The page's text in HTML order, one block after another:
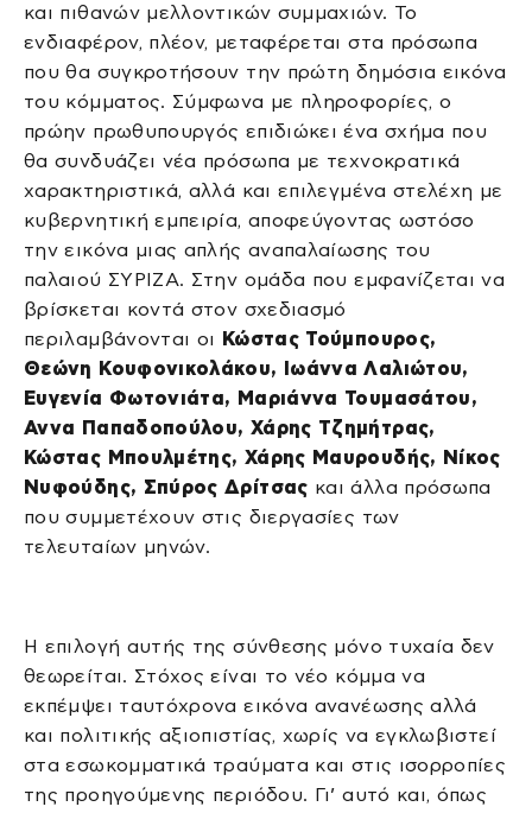
και πιθανών μελλοντικών συμμαχιών. Το
ενδιαφέρον, πλέον, μεταφέρεται στα πρόσωπα
που θα συγκροτήσουν την πρώτη δημόσια εικόνα
του κόμματος. Σύμφωνα με πληροφορίες, ο
πρώην πρωθυπουργός επιδιώκει ένα σχήμα που
θα συνδυάζει νέα πρόσωπα με τεχνοκρατικά
χαρακτηριστικά, αλλά και επιλεγμένα στελέχη με
κυβερνητική εμπειρία, αποφεύγοντας ωστόσο
την εικόνα μιας απλής αναπαλαίωσης του
παλαιού ΣΥΡΙΖΑ. Στην ομάδα που εμφανίζεται να
βρίσκεται κοντά στον σχεδιασμό
περιλαμβάνονται οι
Κώστας Τούμπουρος,
Θεώνη Κουφονικολάκου, Ιωάννα Λαλιώτου,
Ευγενία Φωτονιάτα, Μαριάννα Τουμασάτου,
Αννα Παπαδοπούλου, Χάρης Τζημήτρας,
Κώστας Μπουλμέτης, Χάρης Μαυρουδής, Νίκος
Νυφούδης, Σπύρος Δρίτσας και άλλα πρόσωπα
που συμμετέχουν στις διεργασίες των
τελευταίων μηνών.
Η επιλογή αυτής της σύνθεσης μόνο τυχαία δεν
θεωρείται. Στόχος είναι το νέο κόμμα να
εκπέμψει ταυτόχρονα εικόνα ανανέωσης αλλά
και πολιτικής αξιοπιστίας, χωρίς να εγκλωβιστεί
στα εσωκομματικά τραύματα και στις ισορροπίες
της προηγούμενης περιόδου. Γι’ αυτό και, όπως